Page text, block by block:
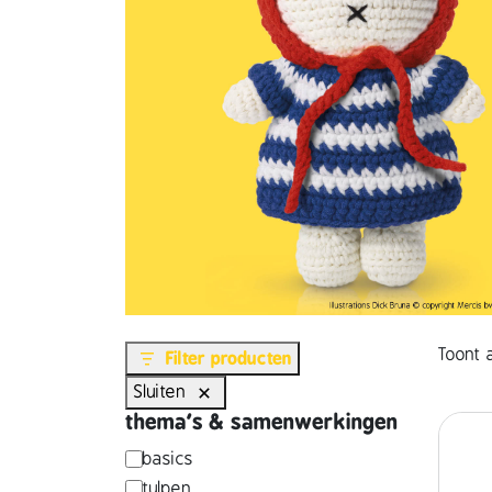
Filter producten
Sluiten
thema's & samenwerkingen
t basics
Toont